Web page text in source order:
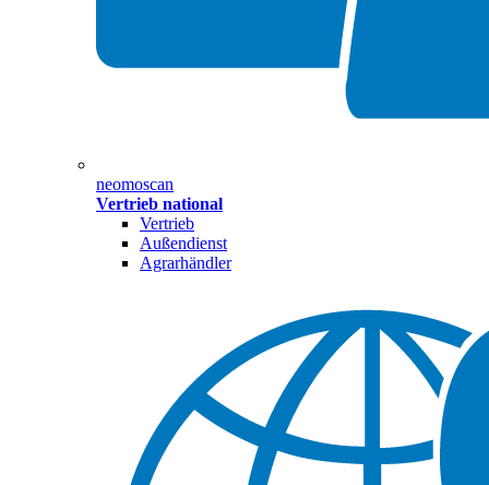
neomoscan
Vertrieb national
Vertrieb
Außendienst
Agrarhändler